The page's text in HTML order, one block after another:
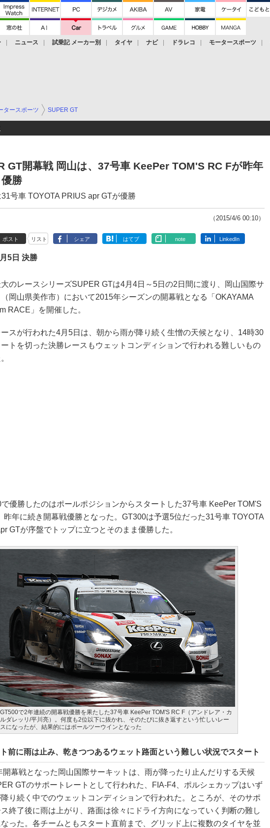
ニュース 試乗記 メーカー別 タイヤ ナビ ドラレコ モータースポーツ
タースポーツ SUPER GT
GT開幕戦 岡山は、37号車 KeePer TOM'S RC Fが昨年
勝
号車 TOYOTA PRIUS apr GTが優勝
（2015/4/6 00:10）
ポスト リスト シェア はてブ note LinkedIn
5日 決勝
のレースシリーズSUPER GTは4月4日～5日の2日間に渡り、岡山国際サ
岡山県美作市）において2015年シーズンの開幕戦となる「OKAYAMA
RACE」を開催した。
スが行われた4月5日は、朝から雨が降り続く生憎の天候となり、14時30
トを切った決勝レースもウェットコンディションで行われる難しいもの
優勝したのはポールポジションからスタートした37号車 KeePer TOM'S
昨年に続き開幕戦優勝となった。GT300は予選5位だった31号車 TOYOTA
GTが序盤でトップに立つとそのまま優勝した。
GT500で2年連続の開幕戦優勝を果たした37号車 KeePer TOM'S RC F（アンドレア・カ
ルダレッリ/平川亮）。何度も2位以下に抜かれ、そのたびに抜き返すという忙しいレー
スになったが、結果的にはポールツーウインとなった
前に雨は止み、乾きつつあるウェット路面という難しい状況でスタート
幕戦となった岡山国際サーキットは、雨が降ったり止んだりする天候
GTのサポートレートとして行われた、FIA-F4、ポルシェカップはいず
り続く中でのウェットコンディションで行われた。ところが、そのサポ
終了後に雨は上がり、路面は徐々にドライ方向になっていく判断の難し
った。各チームともスタート直前まで、グリッド上に複数のタイヤを並